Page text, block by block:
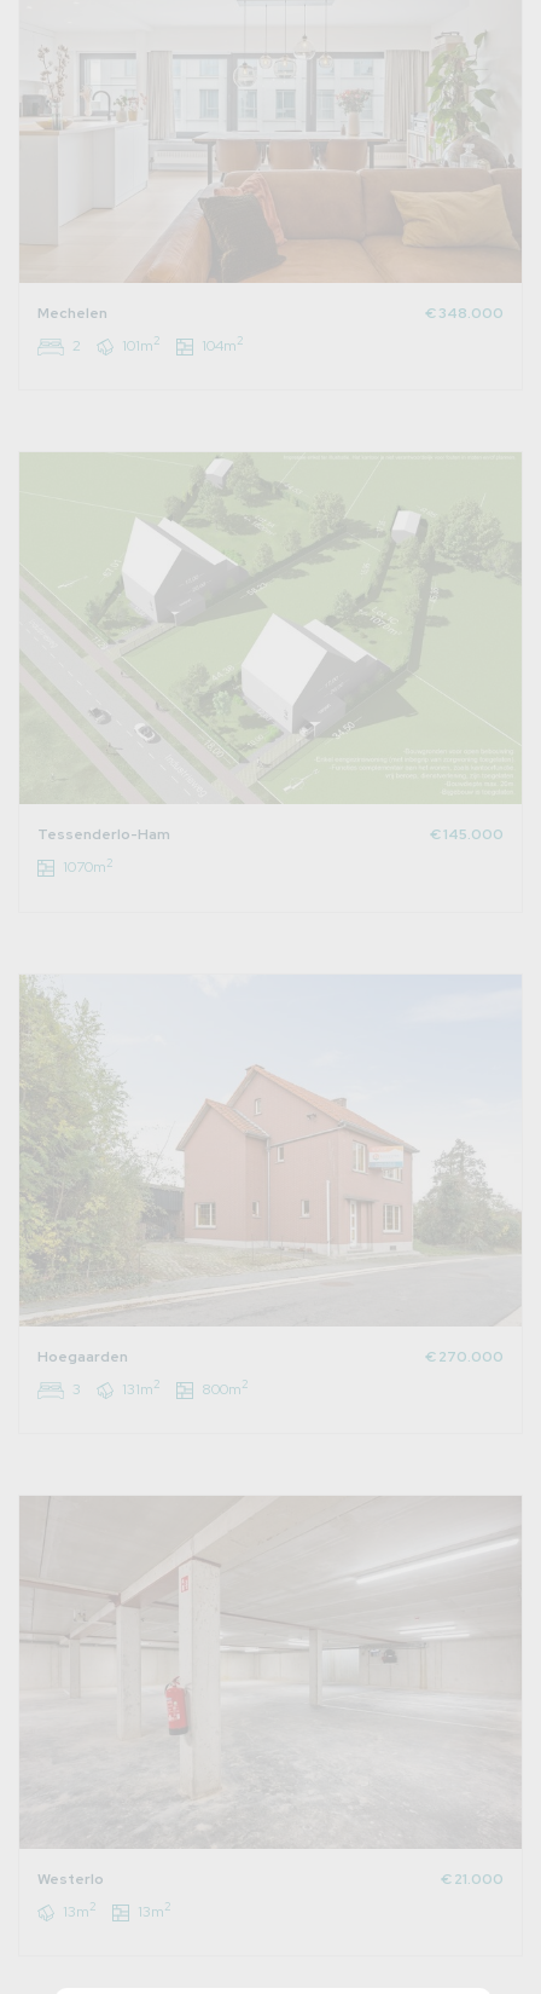
Mechelen
€ 348.000
2
101m2 104m2
Tessenderlo-Ham
€ 145.000
1070m2
Hoegaarden
€ 270.000
3
131m2 800m2
Westerlo
€ 21.000
13m2 13m2